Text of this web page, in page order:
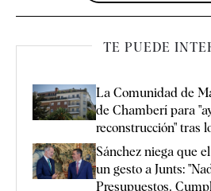
TE PUEDE
La Comunidad de
de Chamberí para
reconstrucción" tras
Sánchez niega que
un gesto a Junts:
Presupuestos.